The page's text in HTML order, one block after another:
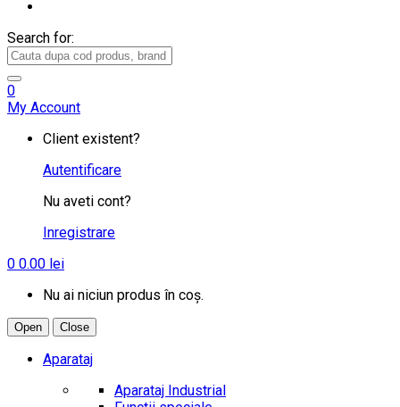
Search for:
0
My Account
Client existent?
Autentificare
Nu aveti cont?
Inregistrare
0 0.00 lei
Nu ai niciun produs în coș.
Open Close
Aparataj
Aparataj Industrial